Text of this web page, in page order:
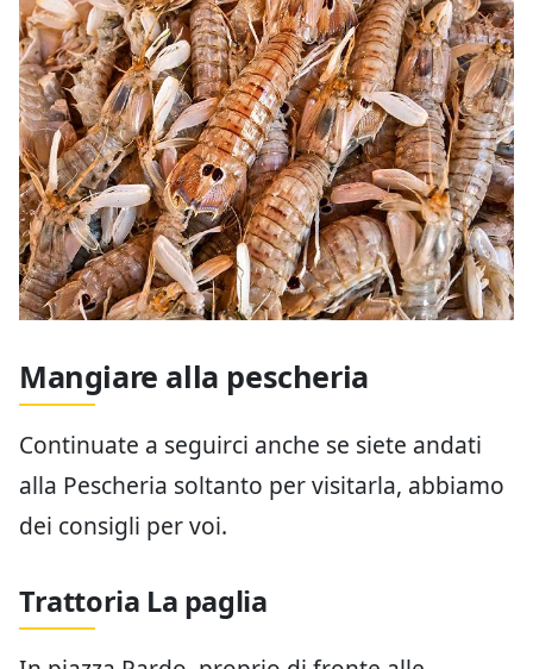
Mangiare alla pescheria
Continuate a seguirci anche se siete andati
alla Pescheria soltanto per visitarla, abbiamo
dei consigli per voi.
Trattoria La paglia